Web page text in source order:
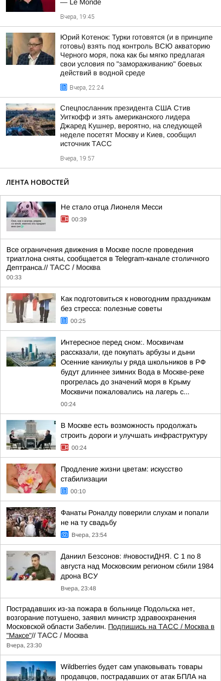
— Le Monde
Вчера, 19:45
Юрий Котенок: Турки готовятся (и в принципе
готовы) взять под контроль ВСЮ акваторию
Черного моря, пока как бы мягко предлагая
свои условия по "замораживанию" боевых
действий в водной среде
Вчера, 22:24
Спецпосланник президента США Стив
Уиткофф и зять американского лидера
Джаред Кушнер, вероятно, на следующей
неделе посетят Москву и Киев, сообщил
источник ТАСС
Вчера, 19:57
ЛЕНТА НОВОСТЕЙ
Не стало отца Лионеля Месси
00:39
Все ограничения движения в Москве после проведения
триатлона сняты, сообщается в Telegram-канале столичного
Дептранса.// ТАСС / Москва
00:33
Как подготовиться к новогодним праздникам
без стресса: полезные советы
00:25
Интересное перед сном:. Москвичам
рассказали, где покупать арбузы и дыни
Осенние каникулы у ряда школьников в РФ
будут длиннее зимних Вода в Москве-реке
прогрелась до значений моря в Крыму
Москвичи пожаловались на лагерь с...
00:24
В Москве есть возможность продолжать
строить дороги и улучшать инфраструктуру
00:24
Продление жизни цветам: искусство
стабилизации
00:10
Фанаты Роналду поверили слухам и попали
не на ту свадьбу
Вчера, 23:54
Даниил Безсонов: #новостиДНЯ. С 1 по 8
августа над Московским регионом сбили 1984
дрона ВСУ
Вчера, 23:48
Пострадавших из-за пожара в больнице Подольска нет,
возгорание потушено, заявил министр здравоохранения
Московской области Забелин. Подпишись на ТАСС / Москва в
"Максе"// ТАСС / Москва
Вчера, 23:30
Wildberries будет сам упаковывать товары
продавцов, пострадавших от атак БПЛА на